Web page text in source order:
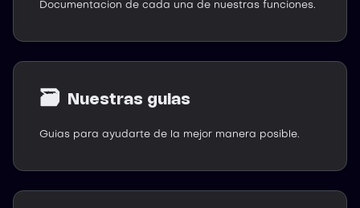
Documentacion de cada una de nuestras funciones.
🗃 Nuestras guias
Guias para ayudarte de la mejor manera posible.